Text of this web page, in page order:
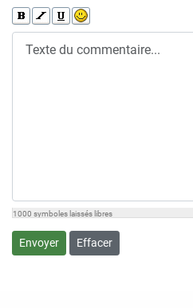
1000 symboles laissés libres
Envoyer Effacer